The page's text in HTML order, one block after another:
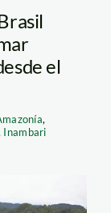
el
,
Inambari